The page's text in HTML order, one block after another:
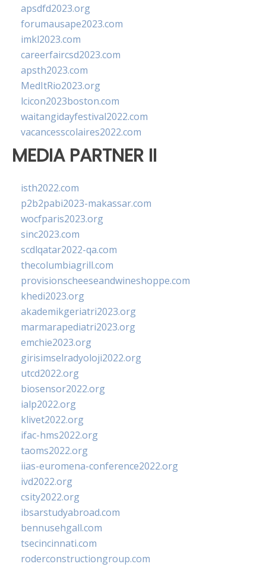
apsdfd2023.org
forumausape2023.com
imkl2023.com
careerfaircsd2023.com
apsth2023.com
MedItRio2023.org
lcicon2023boston.com
waitangidayfestival2022.com
vacancesscolaires2022.com
MEDIA PARTNER II
isth2022.com
p2b2pabi2023-makassar.com
wocfparis2023.org
sinc2023.com
scdlqatar2022-qa.com
thecolumbiagrill.com
provisionscheeseandwineshoppe.com
khedi2023.org
akademikgeriatri2023.org
marmarapediatri2023.org
emchie2023.org
girisimselradyoloji2022.org
utcd2022.org
biosensor2022.org
ialp2022.org
klivet2022.org
ifac-hms2022.org
taoms2022.org
iias-euromena-conference2022.org
ivd2022.org
csity2022.org
ibsarstudyabroad.com
bennusehgall.com
tsecincinnati.com
roderconstructiongroup.com